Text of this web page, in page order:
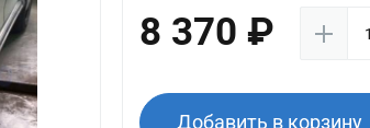
8 370 ₽
Добавить в корзину